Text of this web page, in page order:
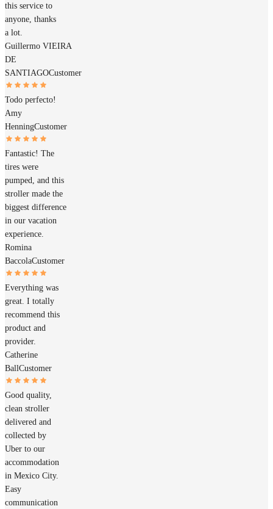
this service to
anyone, thanks
a lot.
Guillermo VIEIRA
DE
SANTIAGOCustomer
Todo perfecto!
Amy
HenningCustomer
Fantastic! The
tires were
pumped, and this
stroller made the
biggest difference
in our vacation
experience.
Romina
BaccolaCustomer
Everything was
great. I totally
recommend this
product and
provider.
Catherine
BallCustomer
Good quality,
clean stroller
delivered and
collected by
Uber to our
accommodation
in Mexico City.
Easy
communication